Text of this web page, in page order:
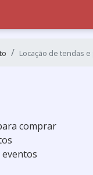
Locação de tendas e
comprar